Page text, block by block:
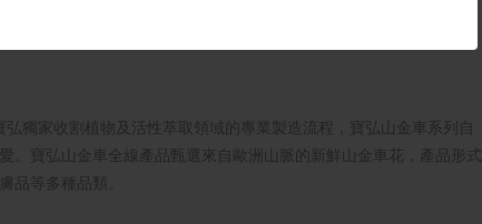
獨家收割植物及活性萃取領域的專業製造流程，寶弘山金車系列自
。寶弘山金車全線產品甄選來自歐洲山脈的新鮮山金車花，產品形式
品等多種品類。